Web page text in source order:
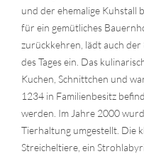
und der ehemalige Kuhstall
für ein gemütliches
zurückkehren, lädt auch der
des Tages ein. Das
Kuchen, Schnittchen und
1234 in Familienbesitz
werden. Im Jahre 2000
Tierhaltung umgestellt. Die
Streicheltiere, ein